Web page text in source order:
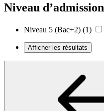
Niveau d’admission
Niveau 5 (Bac+2) (1)
Afficher les résultats